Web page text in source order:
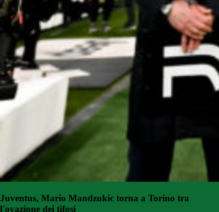
Juventus, Mario Mandzukic torna a Torino tra
l'ovazione dei tifosi